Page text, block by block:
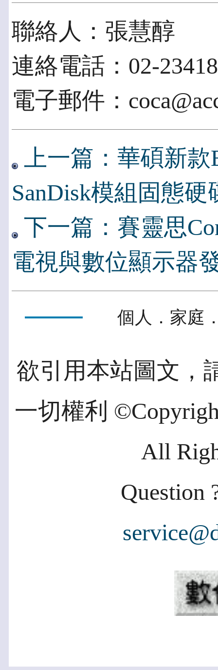
聯絡人：張慧醇
連絡電話：02-
電子郵件：
上一篇：華碩新款
SanDisk模組固態硬
下一篇：賽靈思
電視與數位顯示器
個人．家庭
欲引用本站圖文，
一切權利
All
Question